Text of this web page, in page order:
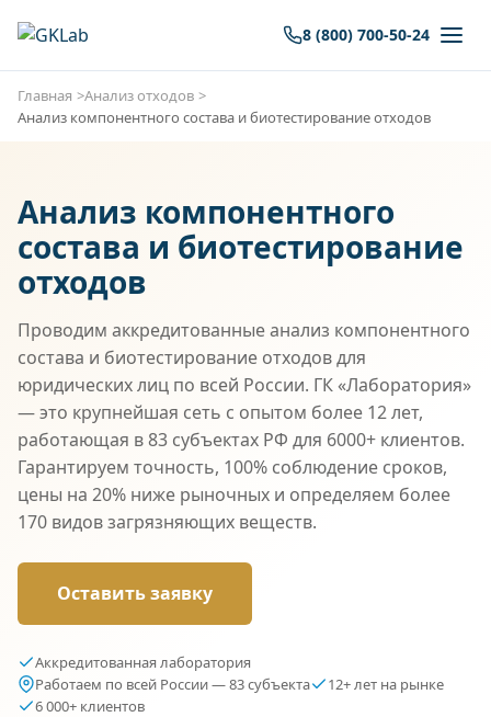
8 (800) 700-50-24
Главная
Анализ отходов
Анализ компонентного состава и биотестирование отходов
Анализ компонентного
состава и биотестирование
отходов
Проводим аккредитованные анализ компонентного
состава и биотестирование отходов для
юридических лиц по всей России. ГК «Лаборатория»
— это крупнейшая сеть с опытом более 12 лет,
работающая в 83 субъектах РФ для 6000+ клиентов.
Гарантируем точность, 100% соблюдение сроков,
цены на 20% ниже рыночных и определяем более
170 видов загрязняющих веществ.
Оставить заявку
Аккредитованная лаборатория
Работаем по всей России — 83 субъекта
12+ лет на рынке
6 000+ клиентов